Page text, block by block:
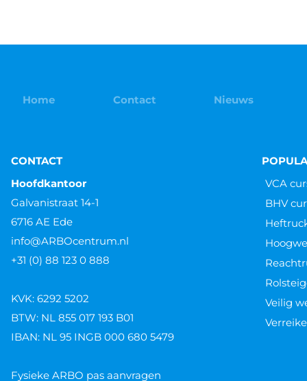
Home Contact Nieuws
CONTACT
Hoofdkantoor
Galvanistraat 14-1
6716 AE Ede
info@ARBOcentrum.nl
+31 (0) 88 123 0 888
KVK: 6292 5202
BTW: NL 855 017 193 B01
IBAN: NL 95 INGB 000 680 5479
Fysieke ARBO pas aanvragen
VCA
BHV
Veilig